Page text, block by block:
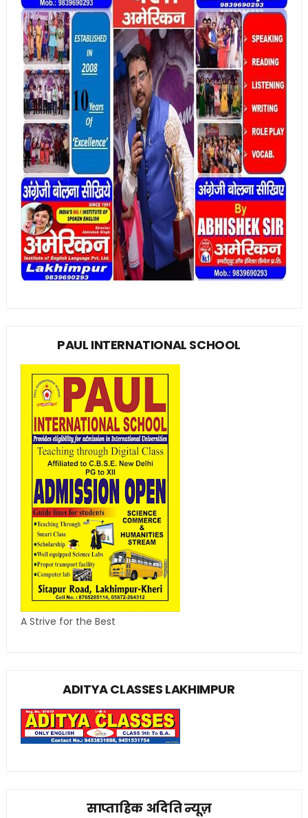
PAUL INTERNATIONAL SCHOOL
A Strive for the Best
ADITYA CLASSES LAKHIMPUR
साप्ताहिक अदिति न्यूज़